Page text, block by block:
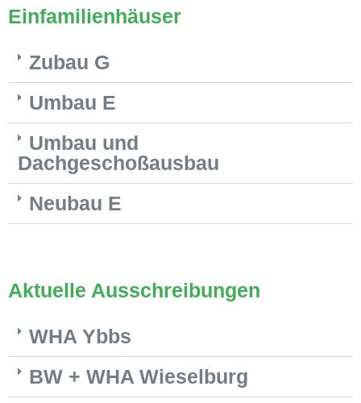
Einfamilienhäuser
Zubau G
Umbau E
Umbau und
Dachgeschoßausbau
Neubau E
Aktuelle Ausschreibungen
WHA Ybbs
BW + WHA Wieselburg